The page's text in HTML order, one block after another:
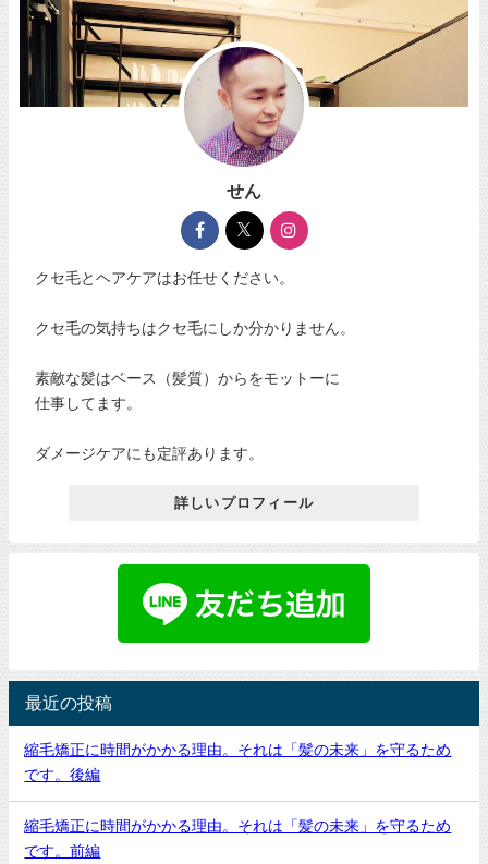
せん
クセ毛とヘアケアはお任せください。
クセ毛の気持ちはクセ毛にしか分かりません。
素敵な髪はベース（髪質）からをモットーに
仕事してます。
ダメージケアにも定評あります。
詳しいプロフィール
最近の投稿
縮毛矯正に時間がかかる理由。それは「髪の未来」を守るため
です。後編
縮毛矯正に時間がかかる理由。それは「髪の未来」を守るため
です。前編